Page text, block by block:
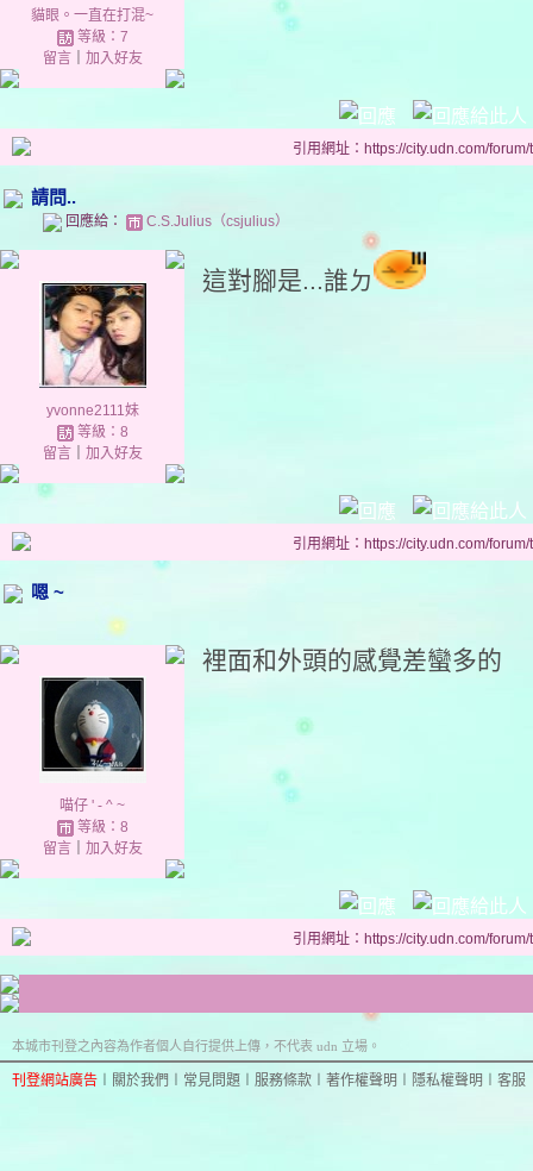
貓眼。一直在打混~
等級：7
留言｜ 加入好友
引用網址：https://city.udn.com/
請問..
回應給： C.S.Julius（csjulius）
yvonne2111妹
等級：8
留言｜ 加入好友
這對腳是...誰ㄉ
引用網址：https://city.udn.com/
嗯 ~
喵仔 ' - ^ ~
等級：8
留言｜ 加入好友
裡面和外頭的感覺差蠻多的
引用網址：https://city.udn.com/
本城市刊登之內容為作者個人自行提供上傳，不代表 udn 立場。
刊登網站廣告 關於我們 常見問題 服務條款 著作權聲明 隱私權聲明 客服